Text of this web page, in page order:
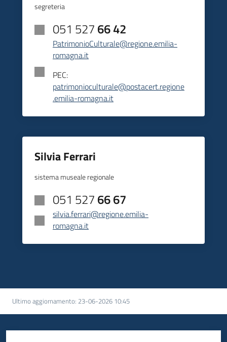
segreteria
051 52766 42
PatrimonioCulturale@regione.emilia-
romagna.it
PEC:
patrimonioculturale@postacert.regione
.emilia-romagna.it
Silvia Ferrari
sistema museale regionale
051 52766 67
silvia.ferrari@regione.emilia-
romagna.it
Ultimo aggiornamento: 23-06-2026 10:45